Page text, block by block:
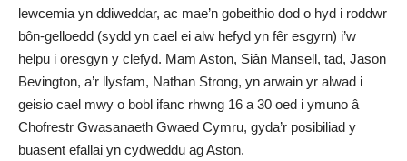
lewcemia yn ddiweddar, ac mae’n gobeithio dod o hyd i roddwr
bôn-gelloedd (sydd yn cael ei alw hefyd yn fêr esgyrn) i’w
helpu i oresgyn y clefyd. Mam Aston, Siân Mansell, tad, Jason
Bevington, a’r llysfam, Nathan Strong, yn arwain yr alwad i
geisio cael mwy o bobl ifanc rhwng 16 a 30 oed i ymuno â
Chofrestr Gwasanaeth Gwaed Cymru, gyda’r posibiliad y
buasent efallai yn cydweddu ag Aston.